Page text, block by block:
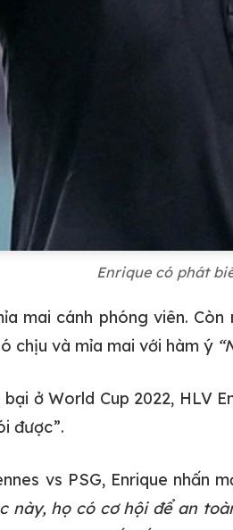
Enrique có phát
mai cánh phóng viên.
chịu và mỉa mai với hàm ý
ở World Cup 2022, HLV
được”.
vs PSG, Enrique nhấn
họ có cơ hội để an